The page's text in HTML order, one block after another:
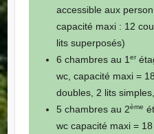
accessible aux
capacité maxi : 12
lits superposés)
6 chambres au 1 er
wc, capacité maxi =
doubles, 2 lits
5 chambres au 2ème
wc capacité maxi =